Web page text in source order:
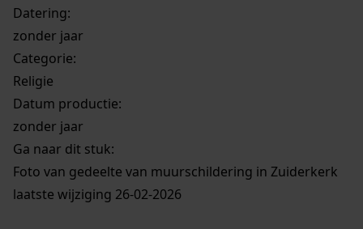
Datering:
zonder jaar
Categorie:
Religie
Datum productie:
zonder jaar
Ga naar dit stuk:
Foto van gedeelte van muurschildering in Zuiderkerk
laatste wijziging 26-02-2026